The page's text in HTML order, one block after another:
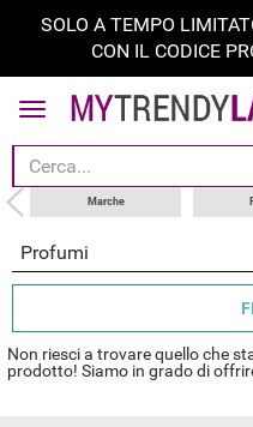
SOLO A TEMPO
CON IL CODICE
Marche
Profumi
tipi di prodotti
categoria
marche
Non riesci a trovare quello che
prodotto! Siamo in grado di